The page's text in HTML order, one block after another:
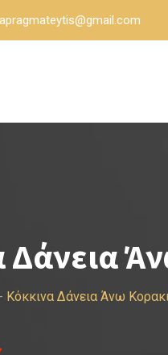
Δάνεια
- Κόκκινα Δάνεια Άνω